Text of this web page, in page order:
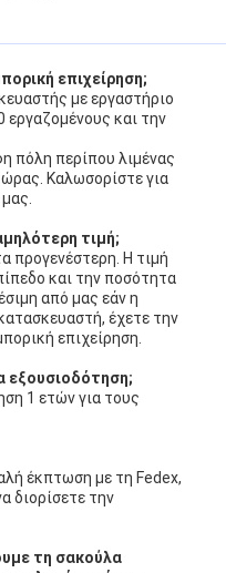
επιχείρηση;
με εργαστήριο
και την
πόλη περίπου λιμένας
Καλωσορίστε για
τιμή;
προγενέστερη. Η τιμή
και την ποσότητα
από μας εάν η
έχετε την
επιχείρηση.
εξουσιοδότηση;
1 ετών για τους
έκπτωση με τη Fedex,
διορίσετε την
τη σακούλα